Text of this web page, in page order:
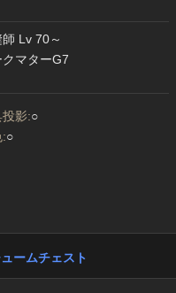
Lv 70～
クマターG7
影:○
○
ームチェスト